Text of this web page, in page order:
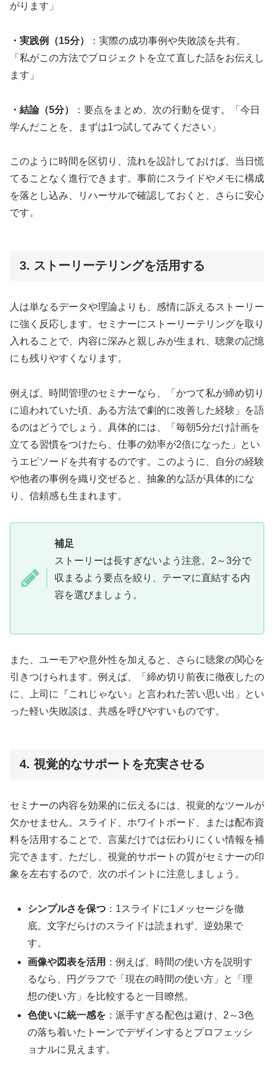
がります」
・実践例（15分）
：実際の成功事例や失敗談を共有。
「私がこの方法でプロジェクトを立て直した話をお伝えし
ます」
・結論（5分）
：要点をまとめ、次の行動を促す。「今日
学んだことを、まずは1つ試してみてください」
このように時間を区切り、流れを設計しておけば、当日慌
てることなく進行できます。事前にスライドやメモに構成
を落とし込み、リハーサルで確認しておくと、さらに安心
です。
3. ストーリーテリングを活用する
人は単なるデータや理論よりも、感情に訴えるストーリー
に強く反応します。セミナーにストーリーテリングを取り
入れることで、内容に深みと親しみが生まれ、聴衆の記憶
にも残りやすくなります。
例えば、時間管理のセミナーなら、「かつて私が締め切り
に追われていた頃、ある方法で劇的に改善した経験」を語
るのはどうでしょう。具体的には、「毎朝5分だけ計画を
立てる習慣をつけたら、仕事の効率が2倍になった」とい
うエピソードを共有するのです。このように、自分の経験
や他者の事例を織り交ぜると、抽象的な話が具体的にな
り、信頼感も生まれます。
補足
ストーリーは長すぎないよう注意。2～3分で
収まるよう要点を絞り、テーマに直結する内
容を選びましょう。
また、ユーモアや意外性を加えると、さらに聴衆の関心を
引きつけられます。例えば、「締め切り前夜に徹夜したの
に、上司に『これじゃない』と言われた苦い思い出」とい
った軽い失敗談は、共感を呼びやすいものです。
4. 視覚的なサポートを充実させる
セミナーの内容を効果的に伝えるには、視覚的なツールが
欠かせません。スライド、ホワイトボード、または配布資
料を活用することで、言葉だけでは伝わりにくい情報を補
完できます。ただし、視覚的サポートの質がセミナーの印
象を左右するので、次のポイントに注意しましょう。
シンプルさを保つ ：1スライドに1メッセージを徹
底。文字だらけのスライドは読まれず、逆効果で
す。
画像や図表を活用 ：例えば、時間の使い方を説明す
るなら、円グラフで「現在の時間の使い方」と「理
想の使い方」を比較すると一目瞭然。
色使いに統一感を ：派手すぎる配色は避け、2～3色
の落ち着いたトーンでデザインするとプロフェッシ
ョナルに見えます。